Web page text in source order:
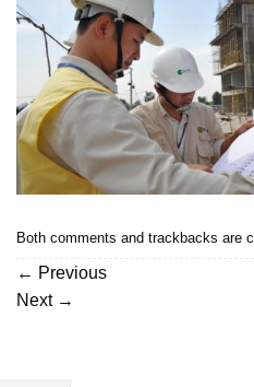
Both comments and trackbacks are
← Previous
Next →